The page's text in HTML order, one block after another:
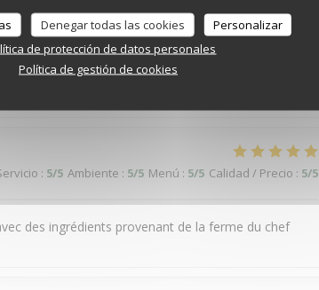
Denegar todas las cookies
Personalizar
de protección de datos personales
Política de gestión de cookies
: 5/5 Ambiente : 5/5 Menú : 5/5 Calidad / Precio : 5/5
des ingrédients provenant de la ferme du chef